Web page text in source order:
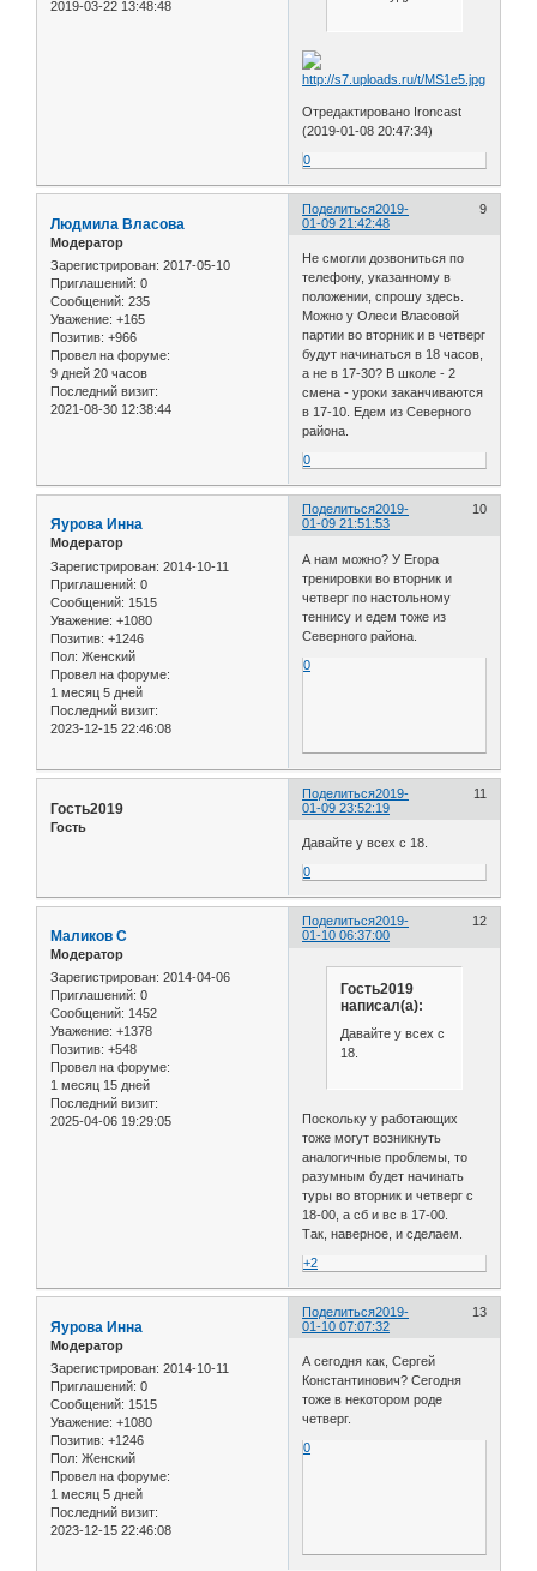
2019-03-22 13:48:48
Отредактировано Ironcast
(2019-01-08 20:47:34)
0
Поделиться 9
2019-
01-09 21:42:48
Людмила Власова
Модератор
Зарегистрирован: 2017-05-10
Приглашений: 0
Сообщений: 235
Уважение: +165
Позитив: +966
Провел на форуме:
9 дней 20 часов
Последний визит:
2021-08-30 12:38:44
Не смогли дозвониться по
телефону, указанному в
положении, спрошу здесь.
Можно у Олеси Власовой
партии во вторник и в четверг
будут начинаться в 18 часов,
а не в 17-30? В школе - 2
смена - уроки заканчиваются
в 17-10. Едем из Северного
района.
0
Поделиться 10
2019-
01-09 21:51:53
Яурова Инна
Модератор
Зарегистрирован: 2014-10-11
Приглашений: 0
Сообщений: 1515
Уважение: +1080
Позитив: +1246
Пол: Женский
Провел на форуме:
1 месяц 5 дней
Последний визит:
2023-12-15 22:46:08
А нам можно? У Егора
тренировки во вторник и
четверг по настольному
теннису и едем тоже из
Северного района.
0
Поделиться 11
2019-
01-09 23:52:19
Гость2019
Гость
Давайте у всех с 18.
0
Поделиться 12
2019-
01-10 06:37:00
Маликов С
Модератор
Зарегистрирован: 2014-04-06
Приглашений: 0
Сообщений: 1452
Уважение: +1378
Позитив: +548
Провел на форуме:
1 месяц 15 дней
Последний визит:
2025-04-06 19:29:05
Гость2019
написал(а):
Давайте у всех с
18.
Поскольку у работающих
тоже могут возникнуть
аналогичные проблемы, то
разумным будет начинать
туры во вторник и четверг с
18-00, а сб и вс в 17-00.
Так, наверное, и сделаем.
+2
Поделиться 13
2019-
01-10 07:07:32
Яурова Инна
Модератор
Зарегистрирован: 2014-10-11
Приглашений: 0
Сообщений: 1515
Уважение: +1080
Позитив: +1246
Пол: Женский
Провел на форуме:
1 месяц 5 дней
Последний визит:
2023-12-15 22:46:08
А сегодня как, Сергей
Константинович? Сегодня
тоже в некотором роде
четверг.
0